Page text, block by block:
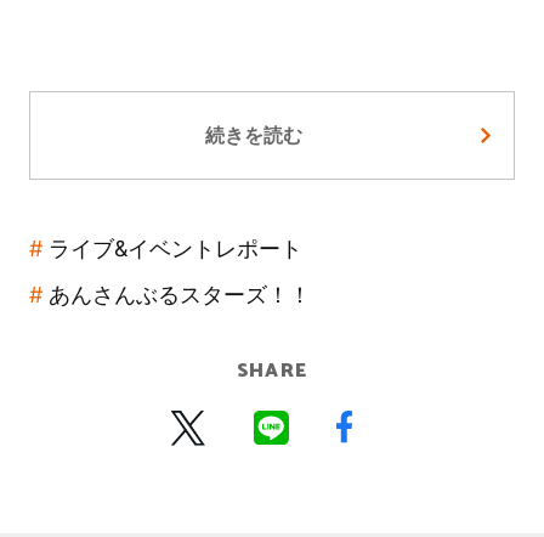
続きを読む
ライブ&イベントレポート
あんさんぶるスターズ！！
SHARE